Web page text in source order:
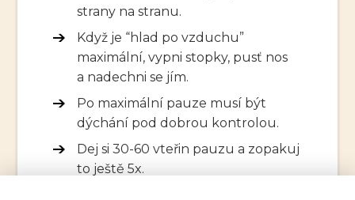
strany na stranu.
Když je “hlad po vzduchu”
maximální, vypni stopky, pusť nos
a nadechni se jím.
Po maximální pauze musí být
dýchání pod dobrou kontrolou.
Dej si 30-60 vteřin pauzu a zopakuj
to ještě 5x.